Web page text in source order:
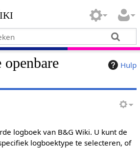
Hulp
logboek van B&G Wiki. U kunt de
logboektype te selecteren, of